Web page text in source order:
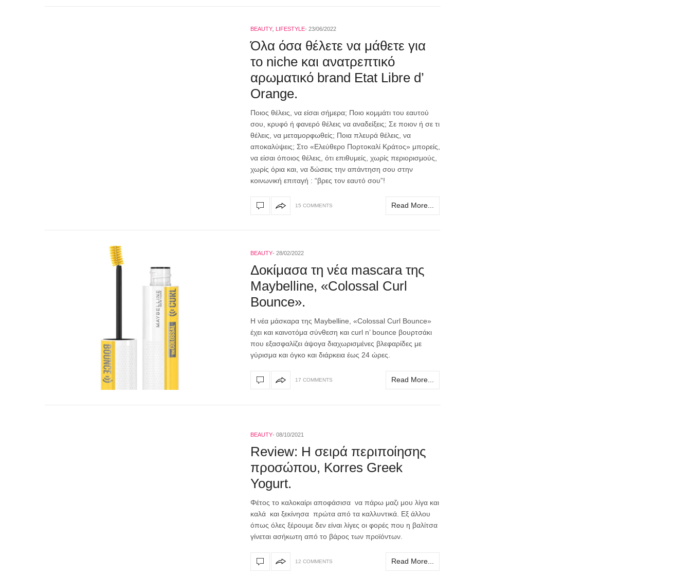
BEAUTY LIFESTYLE 23/06/2022
Όλα όσα θέλετε να μάθετε για
το niche και ανατρεπτικό
αρωματικό brand Etat Libre d’
Οrange.
Ποιος θέλεις, να είσαι σήμερα; Ποιο κομμάτι του εαυτού
σου, κρυφό ή φανερό θέλεις να αναδείξεις; Σε ποιον ή σε τι
θέλεις, να μεταμορφωθείς; Ποια πλευρά θέλεις, να
αποκαλύψεις; Στο «Ελεύθερο Πορτοκαλί Κράτος» μπορείς,
να είσαι όποιος θέλεις, ότι επιθυμείς, χωρίς περιορισμούς,
χωρίς όρια και, να δώσεις την απάντηση σου στην
κοινωνική επιταγή : “βρες τον εαυτό σου”!
15 COMMENTS Read More...
BEAUTY 28/02/2022
Δοκίμασα τη νέα mascara της
Maybelline, «Colossal Curl
Bounce».
Η νέα μάσκαρα της Maybelline, «Colossal Curl Bounce»
έχει και καινοτόμα σύνθεση και curl n’ bounce βουρτσάκι
που εξασφαλίζει άψογα διαχωρισμένες βλεφαρίδες με
γύρισμα και όγκο και διάρκεια έως 24 ώρες.
17 COMMENTS Read More...
BEAUTY 08/10/2021
Review: Η σειρά περιποίησης
προσώπου, Korres Greek
Yogurt.
Φέτος το καλοκαίρι αποφάσισα να πάρω μαζι μου λίγα και
καλά και ξεκίνησα πρώτα από τα καλλυντικά. Εξ άλλου
όπως όλες ξέρουμε δεν είναι λίγες οι φορές που η βαλίτσα
γίνεται ασήκωτη από το βάρος των προϊόντων.
12 COMMENTS Read More...